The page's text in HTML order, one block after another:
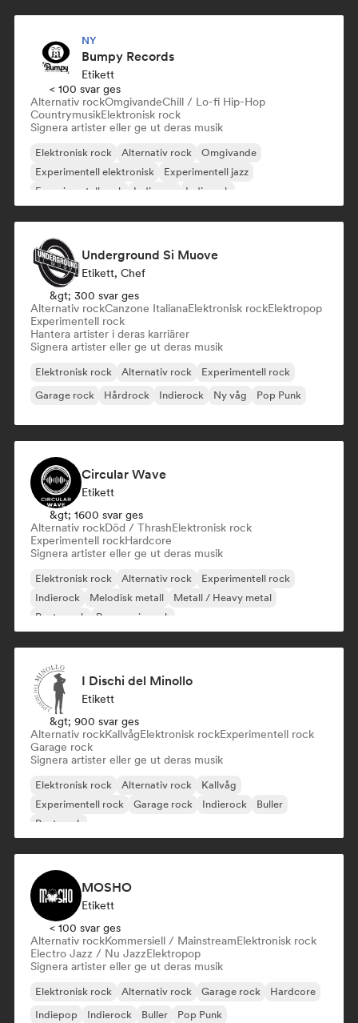
NY
Bumpy Records
Etikett
< 100 svar ges
Alternativ rockOmgivandeChill / Lo-fi Hip-Hop
CountrymusikElektronisk rock
Signera artister eller ge ut deras musik
Elektronisk rock Alternativ rock
Omgivande
Experimentell elektronisk
Experimentell jazz
Experimentell rock
Indiepop Indierock
Underground Si Muove
Etikett, Chef
&gt; 300 svar ges
Alternativ rockCanzone ItalianaElektronisk rockElektropop
Experimentell rock
Hantera artister i deras karriärer
Signera artister eller ge ut deras musik
Elektronisk rock Alternativ rock
Experimentell rock
Garage rock
Hårdrock Indierock Ny våg Pop Punk
Circular Wave
Etikett
&gt; 1600 svar ges
Alternativ rockDöd / ThrashElektronisk rock
Experimentell rockHardcore
Signera artister eller ge ut deras musik
Elektronisk rock Alternativ rock
Experimentell rock
Indierock
Melodisk metall
Metall / Heavy metal
Posta rock
Progressiv rock
I Dischi del Minollo
Etikett
&gt; 900 svar ges
Alternativ rockKallvågElektronisk rockExperimentell rock
Garage rock
Signera artister eller ge ut deras musik
Elektronisk rock Alternativ rock
Kallvåg
Experimentell rock
Garage rock Indierock
Buller
Post punk
MOSHO
Etikett
< 100 svar ges
Alternativ rockKommersiell / MainstreamElektronisk rock
Electro Jazz / Nu JazzElektropop
Signera artister eller ge ut deras musik
Elektronisk rock Alternativ rock Garage rock
Hardcore
Indiepop
Indierock Buller Pop Punk